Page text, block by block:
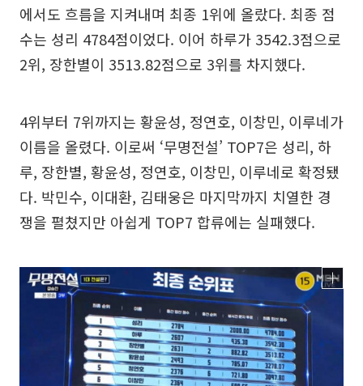
에서도 흐름을 지켜내며 최종 1위에 올랐다. 최종 점
수는 성리 4784점이었다. 이어 하루가 3542.3점으로
2위, 장한별이 3513.82점으로 3위를 차지했다.
4위부터 7위까지는 황윤성, 정연호, 이창민, 이루네가
이름을 올렸다. 이로써 ‘무명전설’ TOP7은 성리, 하
루, 장한별, 황윤성, 정연호, 이창민, 이루네로 확정됐
다. 박민수, 이대환, 김태웅은 마지막까지 치열한 경
쟁을 펼쳤지만 아쉽게 TOP7 합류에는 실패했다.